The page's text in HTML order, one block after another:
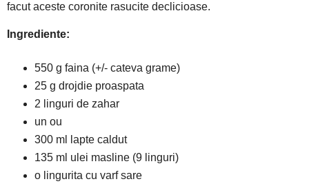
facut aceste coronite rasucite declicioase.
Ingrediente:
550 g faina (+/- cateva grame)
25 g drojdie proaspata
2 linguri de zahar
un ou
300 ml lapte caldut
135 ml ulei masline (9 linguri)
o lingurita cu varf sare